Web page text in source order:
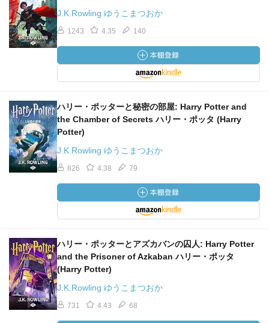
J.K.Rowling ゆうこまつおか
1243 4.35 140
ハリー・ポッターと秘密の部屋: Harry Potter and
the Chamber of Secrets ハリー・ポッタ (Harry
Potter)
J.K.Rowling ゆうこまつおか
826 4.38 79
ハリー・ポッターとアズカバンの囚人: Harry Potter
and the Prisoner of Azkaban ハリー・ポッタ
(Harry Potter)
J.K.Rowling ゆうこまつおか
731 4.43 68